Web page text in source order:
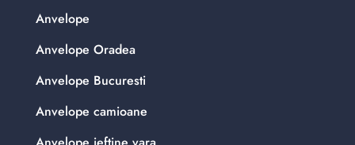
Anvelope
Anvelope Oradea
Anvelope Bucuresti
Anvelope camioane